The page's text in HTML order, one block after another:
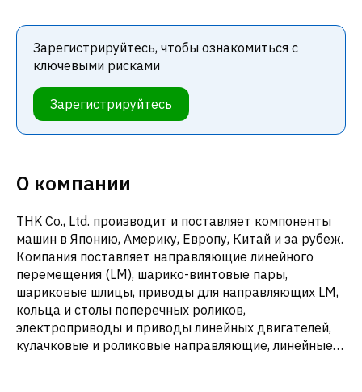
Зарегистрируйтесь, чтобы ознакомиться с
ключевыми рисками
Зарегистрируйтесь
О компании
THK Co., Ltd. производит и поставляет компоненты
машин в Японию, Америку, Европу, Китай и за рубеж.
Компания поставляет направляющие линейного
перемещения (LM), шарико-винтовые пары,
шариковые шлицы, приводы для направляющих LM,
кольца и столы поперечных роликов,
электроприводы и приводы линейных двигателей,
кулачковые и роликовые направляющие, линейные